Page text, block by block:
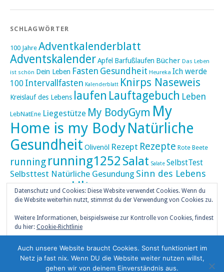
SCHLAGWÖRTER
100 Jahre Adventkalenderblatt
AdventskalenderApfel Barfußlaufen Bücher Das Leben
ist schön Dein Leben Fasten Gesundheit Heureka Ich werde
100 Intervallfasten Kalenderblatt Knirps Naseweis
Kreislauf des Lebens laufen Lauftagebuch Leben
LebNatEne Liegestütze My BodyGym My
Home is my BodyNatürliche
Gesundheit Olivenöl Rezept Rezepte Rote Beete
running running1252 Salat Salate SelbstTest
Selbsttest Natürliche Gesundung Sinn des Lebens
Skaten Tageskalender UltraUltramarathon
umZEITZUerLEBEN Weihnachten
Weihnachtskalenderweiser UHU
ZEITZULEBENÜberlebenswissen
Datenschutz und Cookies: Diese Website verwendet Cookies. Wenn du
die Website weiterhin nutzt, stimmst du der Verwendung von Cookies zu.
Weitere Informationen, beispielsweise zur Kontrolle von Cookies, findest
du hier: Cookie-Richtlinie
Auch unsere Website braucht Cookies. Sonst funktioniert im
Netz ja fast nix. Wenn DU die Website weiter nutzen willst,
gehen wir von deinem Einverständnis aus.